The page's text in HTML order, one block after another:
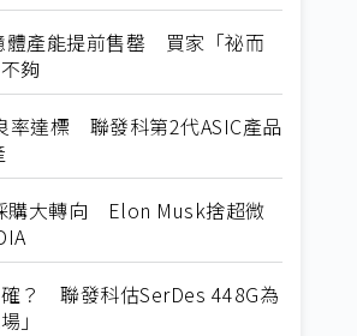
體產能提前售罄 買家「祕而
夠
率達標 聯發科第2代ASIC產品
購大轉向 Elon Musk捨超微
？ 聯發科估SerDes 448G為
」